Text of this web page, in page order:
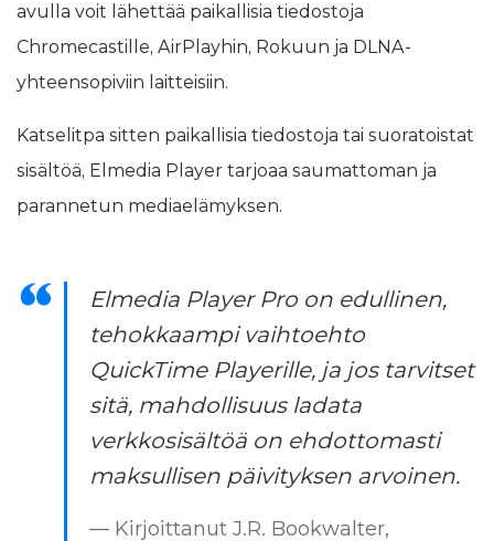
avulla voit lähettää paikallisia tiedostoja
Chromecastille, AirPlayhin, Rokuun ja DLNA-
yhteensopiviin laitteisiin.
Katselitpa sitten paikallisia tiedostoja tai suoratoistat
sisältöä, Elmedia Player tarjoaa saumattoman ja
parannetun mediaelämyksen.
Elmedia Player Pro on edullinen,
tehokkaampi vaihtoehto
QuickTime Playerille, ja jos tarvitset
sitä, mahdollisuus ladata
verkkosisältöä on ehdottomasti
maksullisen päivityksen arvoinen.
— Kirjoittanut J.R. Bookwalter,